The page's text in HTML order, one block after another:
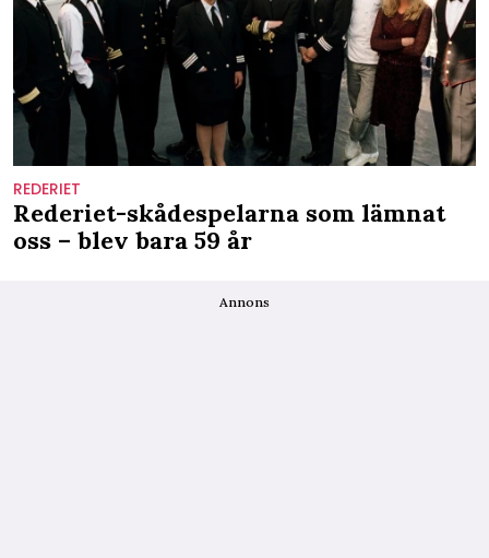
REDERIET
Rederiet-skådespelarna som lämnat
oss – blev bara 59 år
Annons